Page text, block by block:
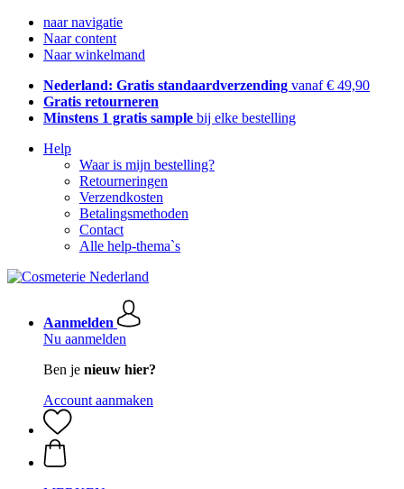
naar navigatie
Naar content
Naar winkelmand
Nederland: Gratis standaardverzending vanaf € 49,90
Gratis retourneren
Minstens 1 gratis sample bij elke bestelling
Help
Waar is mijn bestelling?
Retourneringen
Verzendkosten
Betalingsmethoden
Contact
Alle help-thema`s
Aanmelden
Nu aanmelden
Ben je nieuw hier?
Account aanmaken